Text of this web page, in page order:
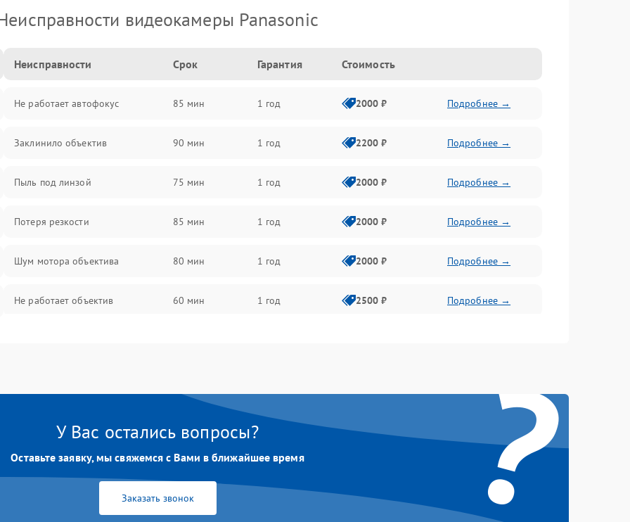
видеокамеры Panasonic
Неисправности Срок Гарантия Стоимость
Не работает автофокус 85 мин 1 год 2000 ₽ Подробнее →
Заклинило объектив 90 мин 1 год 2200 ₽ Подробнее →
Пыль под линзой 75 мин 1 год 2000 ₽ Подробнее →
Потеря резкости 85 мин 1 год 2000 ₽ Подробнее →
Шум мотора объектива 80 мин 1 год 2000 ₽ Подробнее →
Не работает объектив 60 мин 1 год 2500 ₽ Подробнее →
1 год
Не работает зум 60 мин 1 год Подробнее →
Не работает стабилизация
60 мин 2300 ₽ Подробнее →
?
У Вас остались вопросы?
Оставьте заявку, мы свяжемся с Вами в ближайшее время
Заказать звонок